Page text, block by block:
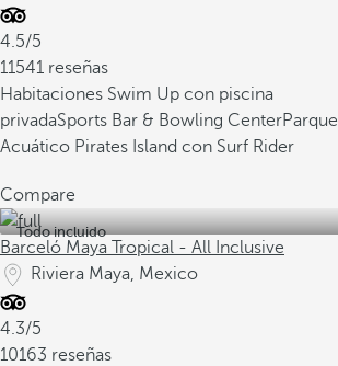
4.5/5
11541 reseñas
Habitaciones Swim Up con piscina
privadaSports Bar & Bowling CenterParque
Acuático Pirates Island con Surf Rider
Compare
Todo incluido
Barceló Maya Tropical - All Inclusive
Riviera Maya, Mexico
4.3/5
10163 reseñas